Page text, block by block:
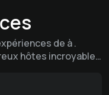
de à .
hôtes incroyables